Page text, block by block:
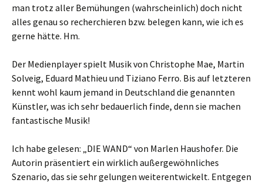
man trotz aller Bemühungen (wahrscheinlich) doch nicht
alles genau so recherchieren bzw. belegen kann, wie ich es
gerne hätte. Hm.
Der Medienplayer spielt Musik von Christophe Mae, Martin
Solveig, Eduard Mathieu und Tiziano Ferro. Bis auf letzteren
kennt wohl kaum jemand in Deutschland die genannten
Künstler, was ich sehr bedauerlich finde, denn sie machen
fantastische Musik!
Ich habe gelesen: „DIE WAND“ von Marlen Haushofer. Die
Autorin präsentiert ein wirklich außergewöhnliches
Szenario, das sie sehr gelungen weiterentwickelt. Entgegen